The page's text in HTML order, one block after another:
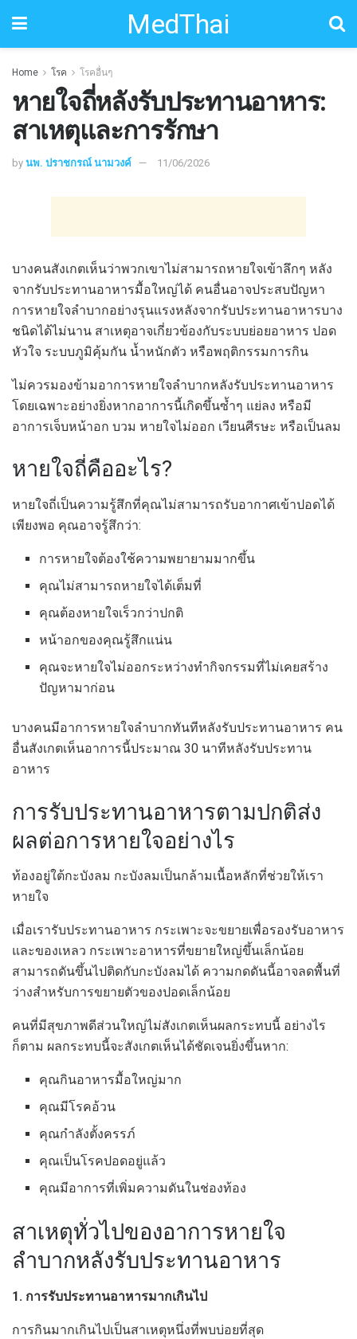
MedThai
Home โรค โรคอื่นๆ
หายใจถี่หลังรับประทานอาหาร:
สาเหตุและการรักษา
by นพ. ปราชกรณ์ นามวงค์ 11/06/2026
บางคนสังเกตเห็นว่าพวกเขาไม่สามารถหายใจเข้าลึกๆ หลัง
จากรับประทานอาหารมื้อใหญ่ได้ คนอื่นอาจประสบปัญหา
การหายใจลำบากอย่างรุนแรงหลังจากรับประทานอาหารบาง
ชนิดได้ไม่นาน สาเหตุอาจเกี่ยวข้องกับระบบย่อยอาหาร ปอด
หัวใจ ระบบภูมิคุ้มกัน น้ำหนักตัว หรือพฤติกรรมการกิน
ไม่ควรมองข้ามอาการหายใจลำบากหลังรับประทานอาหาร
โดยเฉพาะอย่างยิ่งหากอาการนี้เกิดขึ้นซ้ำๆ แย่ลง หรือมี
อาการเจ็บหน้าอก บวม หายใจไม่ออก เวียนศีรษะ หรือเป็นลม
หายใจถี่คืออะไร?
หายใจถี่เป็นความรู้สึกที่คุณไม่สามารถรับอากาศเข้าปอดได้
เพียงพอ คุณอาจรู้สึกว่า:
การหายใจต้องใช้ความพยายามมากขึ้น
คุณไม่สามารถหายใจได้เต็มที่
คุณต้องหายใจเร็วกว่าปกติ
หน้าอกของคุณรู้สึกแน่น
คุณจะหายใจไม่ออกระหว่างทำกิจกรรมที่ไม่เคยสร้าง
ปัญหามาก่อน
บางคนมีอาการหายใจลำบากทันทีหลังรับประทานอาหาร คน
อื่นสังเกตเห็นอาการนี้ประมาณ 30 นาทีหลังรับประทาน
อาหาร
การรับประทานอาหารตามปกติส่ง
ผลต่อการหายใจอย่างไร
ท้องอยู่ใต้กะบังลม กะบังลมเป็นกล้ามเนื้อหลักที่ช่วยให้เรา
หายใจ
เมื่อเรารับประทานอาหาร กระเพาะจะขยายเพื่อรองรับอาหาร
และของเหลว กระเพาะอาหารที่ขยายใหญ่ขึ้นเล็กน้อย
สามารถดันขึ้นไปติดกับกะบังลมได้ ความกดดันนี้อาจลดพื้นที่
ว่างสำหรับการขยายตัวของปอดเล็กน้อย
คนที่มีสุขภาพดีส่วนใหญ่ไม่สังเกตเห็นผลกระทบนี้ อย่างไร
ก็ตาม ผลกระทบนี้จะสังเกตเห็นได้ชัดเจนยิ่งขึ้นหาก:
คุณกินอาหารมื้อใหญ่มาก
คุณมีโรคอ้วน
คุณกำลังตั้งครรภ์
คุณเป็นโรคปอดอยู่แล้ว
คุณมีอาการที่เพิ่มความดันในช่องท้อง
สาเหตุทั่วไปของอาการหายใจ
ลำบากหลังรับประทานอาหาร
1. การรับประทานอาหารมากเกินไป
การกินมากเกินไปเป็นสาเหตุหนึ่งที่พบบ่อยที่สุด